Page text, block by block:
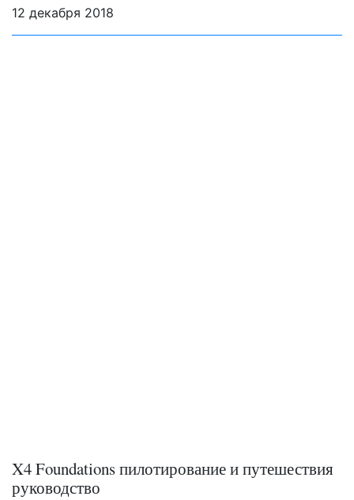
12 декабря 2018
X4 Foundations пилотирование и путешествия
руководство